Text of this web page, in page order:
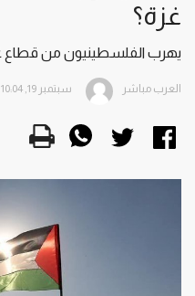
غزة؟
يهرب الفلسطينيون من قطاع
العرب مباشر سبتمبر 19, 2023 10:04